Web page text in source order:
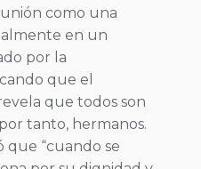
como una
en un
por la
que el
que todos son
por tanto, hermanos.
que “cuando se